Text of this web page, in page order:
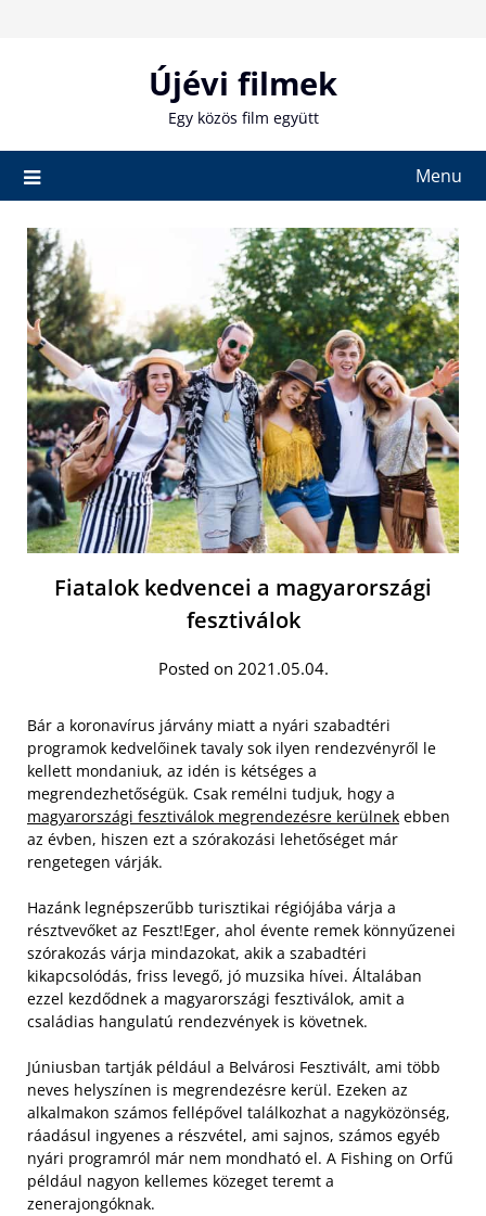
Újévi filmek
Egy közös film együtt
Menu
Fiatalok kedvencei a magyarországi
fesztiválok
Posted on 2021.05.04.
Bár a koronavírus járvány miatt a nyári szabadtéri
programok kedvelőinek tavaly sok ilyen rendezvényről le
kellett mondaniuk, az idén is kétséges a
megrendezhetőségük. Csak remélni tudjuk, hogy a
magyarországi fesztiválok megrendezésre kerülnek ebben
az évben, hiszen ezt a szórakozási lehetőséget már
rengetegen várják.
Hazánk legnépszerűbb turisztikai régiójába várja a
résztvevőket az Feszt!Eger, ahol évente remek könnyűzenei
szórakozás várja mindazokat, akik a szabadtéri
kikapcsolódás, friss levegő, jó muzsika hívei. Általában
ezzel kezdődnek a magyarországi fesztiválok, amit a
családias hangulatú rendezvények is követnek.
Júniusban tartják például a Belvárosi Fesztivált, ami több
neves helyszínen is megrendezésre kerül. Ezeken az
alkalmakon számos fellépővel találkozhat a nagyközönség,
ráadásul ingyenes a részvétel, ami sajnos, számos egyéb
nyári programról már nem mondható el. A Fishing on Orfű
például nagyon kellemes közeget teremt a
zenerajongóknak.